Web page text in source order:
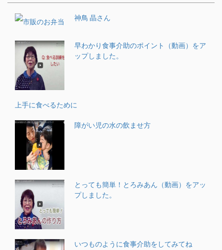
神鳥 晶さん
早わかり食事介助のポイント（動画）をア
ップしました。
上手に食べるために
障がい児の水の飲ませ方
とっても簡単！とろみあん（動画）をアッ
プしました。
いつものように食事介助をしてみてね